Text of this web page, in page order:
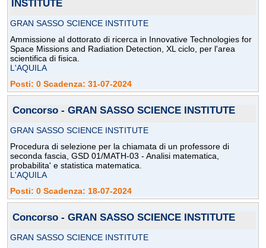
INSTITUTE
GRAN SASSO SCIENCE INSTITUTE
Ammissione al dottorato di ricerca in Innovative Technologies for
Space Missions and Radiation Detection, XL ciclo, per l'area
scientifica di fisica.
L'AQUILA
Posti: 0 Scadenza: 31-07-2024
Concorso - GRAN SASSO SCIENCE INSTITUTE
GRAN SASSO SCIENCE INSTITUTE
Procedura di selezione per la chiamata di un professore di
seconda fascia, GSD 01/MATH-03 - Analisi matematica,
probabilita' e statistica matematica.
L'AQUILA
Posti: 0 Scadenza: 18-07-2024
Concorso - GRAN SASSO SCIENCE INSTITUTE
GRAN SASSO SCIENCE INSTITUTE